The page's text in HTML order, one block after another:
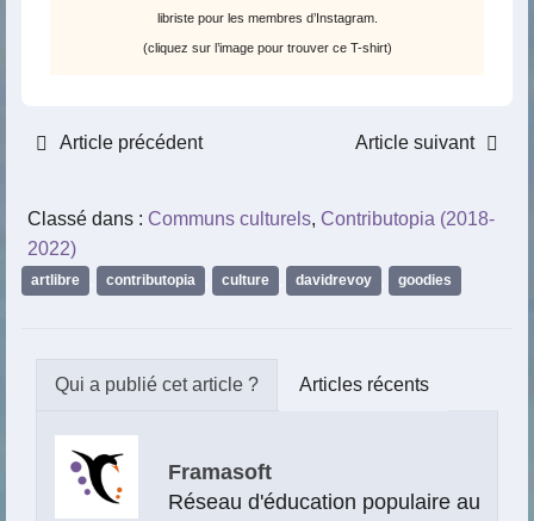
libriste pour les membres d’Instagram.
(cliquez sur l’image pour trouver ce T-shirt)
Article précédent Article suivant
Classé dans : Communs culturels, Contributopia (2018-
2022)
artlibre contributopia culture davidrevoy goodies
Articles récents
Framasoft
Réseau d'éducation populaire au